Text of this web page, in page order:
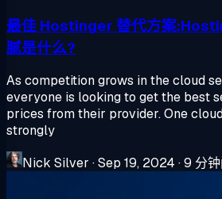
最佳 Hostinger 替代方案
腻是什么?
As competition grows in the cloud
everyone is looking to get the best
prices from their provider. One
strongly
Nick Silver ·Sep 19, 2024 ·9 分